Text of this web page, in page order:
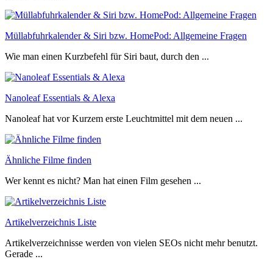
Müllabfuhrkalender & Siri bzw. HomePod: Allgemeine Fragen
Wie man einen Kurzbefehl für Siri baut, durch den ...
Nanoleaf Essentials & Alexa
Nanoleaf hat vor Kurzem erste Leuchtmittel mit dem neuen ...
Ähnliche Filme finden
Wer kennt es nicht? Man hat einen Film gesehen ...
Artikelverzeichnis Liste
Artikelverzeichnisse werden von vielen SEOs nicht mehr benutzt.
Gerade ...